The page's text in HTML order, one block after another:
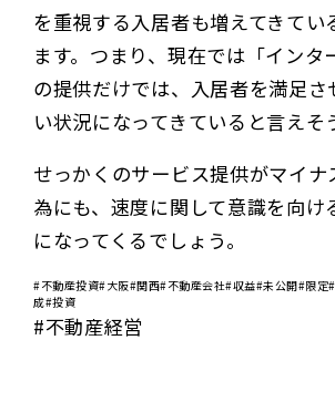
を重視する入居者も増えてきてい
ます。つまり、現在では「インタ
の提供だけでは、入居者を満足さ
い状況になってきていると言えそ
せっかくのサービス提供がマイナ
為にも、速度に関して意識を向け
になってくるでしょう。
#不動産投資#大阪#関西#不動産会社#収益#未公開#限定
成#投資
#不動産経営